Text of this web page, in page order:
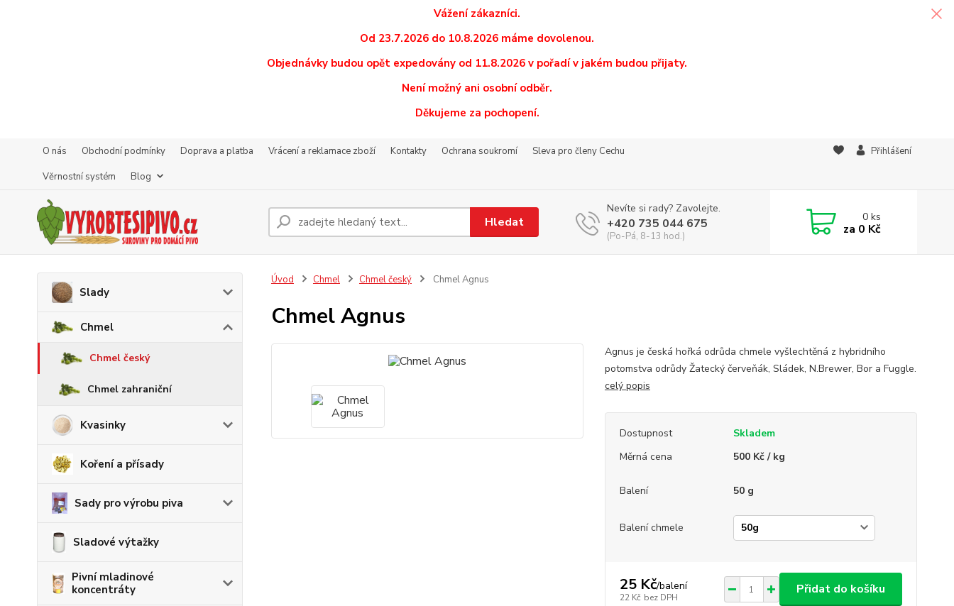
Vážení zákazníci.
Od 23.7.2026 do 10.8.2026 máme dovolenou.
Objednávky budou opět expedovány od 11.8.2026 v pořadí v jakém budou přijaty.
Není možný ani osobní odběr.
Děkujeme za pochopení.
O nás Obchodní podmínky Doprava a platba Vrácení a reklamace zboží Kontakty Ochrana soukromí
Sleva pro členy Cechu
Věrnostní systém
Blog
Přihlášení
Hledat
Nevíte si rady? Zavolejte.
+420 735 044 675
(Po-Pá, 8-13 hod.)
0ks
za 0 Kč
Slady
Chmel
Chmel český
Chmel zahraniční
Kvasinky
Koření a přísady
Sady pro výrobu piva
Sladové výtažky
Pivní mladinové
koncentráty
Úvod Chmel Chmel český Chmel Agnus
Chmel Agnus
Agnus je česká hořká odrůda chmele vyšlechtěná z hybridního
potomstva odrůdy Žatecký červeňák, Sládek, N.Brewer, Bor a Fuggle.
celý popis
Dostupnost
Skladem
Měrná cena
500 Kč / kg
Balení 50 g
Balení chmele
25 Kč/balení
22 Kč bez DPH
Přidat do košíku